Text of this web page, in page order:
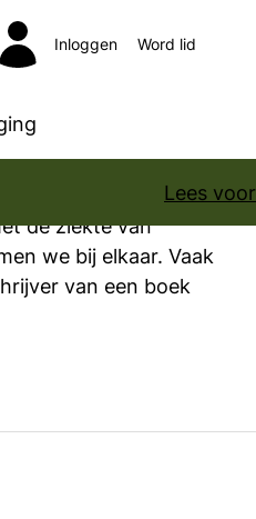
Inloggen Word lid
Lees voor
de ziekte van
we bij elkaar. Vaak
van een boek